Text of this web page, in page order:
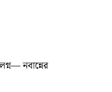
নবান্নের